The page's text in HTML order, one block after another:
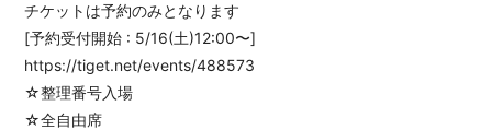
チケットは予約のみとなります
[予約受付開始 : 5/16(土)12:00〜]
https://tiget.net/events/488573
☆整理番号入場
☆全自由席